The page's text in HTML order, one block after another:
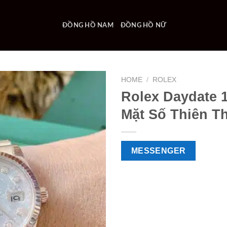
ĐỒNG HỒ NAM ĐỒNG HỒ NỮ
HOME / ROLEX
Rolex Daydate
Mặt Số Thiên
MESSENGER